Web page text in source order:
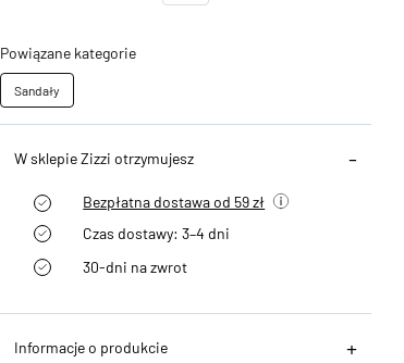
Powiązane kategorie
Sandały
W sklepie Zizzi otrzymujesz
Bezpłatna dostawa od 59 zł
Czas dostawy: 3–4 dni
30-dni na zwrot
Informacje o produkcie